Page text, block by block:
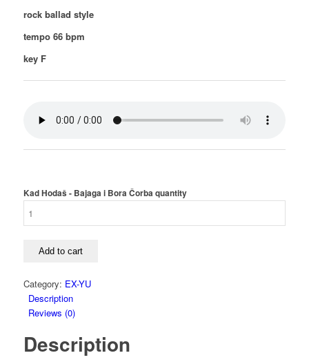
rock ballad style
tempo 66 bpm
key F
Kad Hodaš - Bajaga i Bora Čorba quantity
Add to cart
Category: EX-YU
Description
Reviews (0)
Description